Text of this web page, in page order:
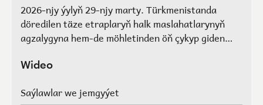
2026-njy ýylyň 29-njy marty. Türkmenistanda
döredilen täze etraplaryň halk maslahatlarynyň
agzalygyna hem-de möhletinden öň çykyp giden
maslahatlarynyň we Geňeşleriň agzalarynyň ýerine
Wideo
Saýlawlar we jemgyýet